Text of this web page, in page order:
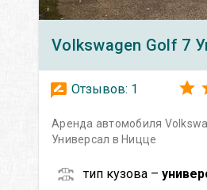
Volkswagen Golf 7
Отзывов: 1
Аренда автомобиля
Универсал в Ницце
тип кузова –